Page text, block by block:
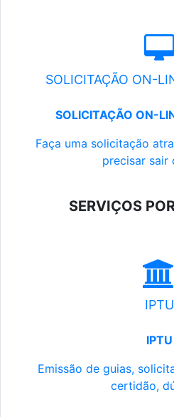
SOLICITAÇÃO ON-
SOLICITAÇÃO ON-
Faça uma solicitação
precisar sair
SERVIÇOS
IPTU
IPTU
Emissão de guias,
certidão,